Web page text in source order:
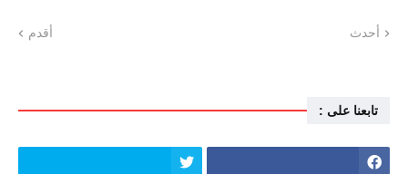
أحدث أقدم
تابعنا على :